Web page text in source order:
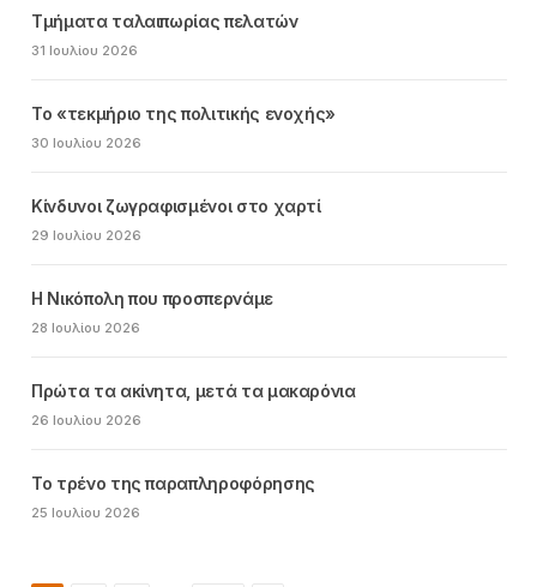
Τμήματα ταλαιπωρίας πελατών
31 Ιουλίου 2026
Το «τεκμήριο της πολιτικής ενοχής»
30 Ιουλίου 2026
Κίνδυνοι ζωγραφισμένοι στο χαρτί
29 Ιουλίου 2026
Η Νικόπολη που προσπερνάμε
28 Ιουλίου 2026
Πρώτα τα ακίνητα, μετά τα μακαρόνια
26 Ιουλίου 2026
Το τρένο της παραπληροφόρησης
25 Ιουλίου 2026